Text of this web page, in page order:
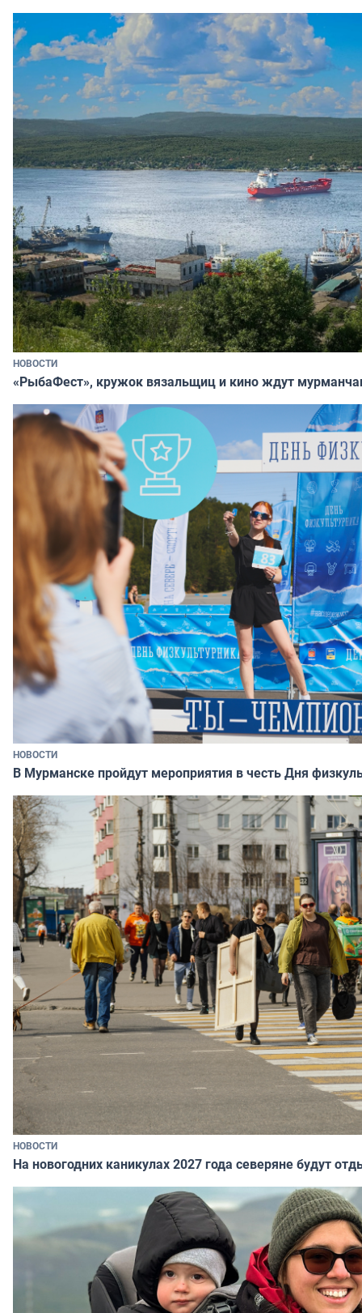
НОВОСТИ
«РыбаФест», кружок вязальщиц и кино ждут
НОВОСТИ
В Мурманске пройдут мероприятия в честь Дня
НОВОСТИ
На новогодних каникулах 2027 года северяне будут